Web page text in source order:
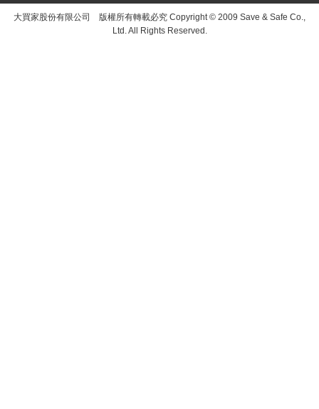
大買家股份有限公司 版權所有轉載必究 Copyright © 2009 Save & Safe Co.,
Ltd. All Rights Reserved.